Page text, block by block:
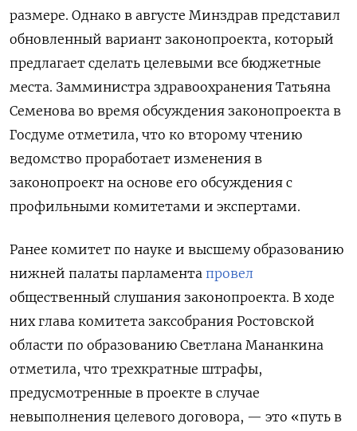
размере. Однако в августе Минздрав представил
обновленный вариант законопроекта, который
предлагает сделать целевыми все бюджетные
места. Замминистра здравоохранения Татьяна
Семенова во время обсуждения законопроекта в
Госдуме отметила, что ко второму чтению
ведомство проработает изменения в
законопроект на основе его обсуждения с
профильными комитетами и экспертами.
Ранее комитет по науке и высшему образованию
нижней палаты парламента провел
общественный слушания законопроекта. В ходе
них глава комитета заксобрания Ростовской
области по образованию Светлана Мананкина
отметила, что трехкратные штрафы,
предусмотренные в проекте в случае
невыполнения целевого договора, — это «путь в